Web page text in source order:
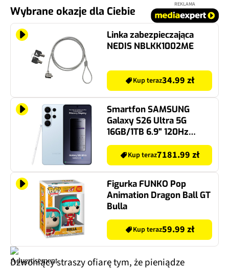
Wybrane okazje dla Ciebie
REKLAMA
Linka zabezpieczająca
NEDIS NBLKK1002ME
Kup teraz34.99 zł
Smartfon SAMSUNG
Galaxy S26 Ultra 5G
16GB/1TB 6.9" 120Hz
Jasnoniebieski SM-S948
Kup teraz7181.99 zł
Figurka FUNKO Pop
Animation Dragon Ball GT
Bulla
Kup teraz59.99 zł
Dzwoniący straszy ofiarę tym, że pieniądze